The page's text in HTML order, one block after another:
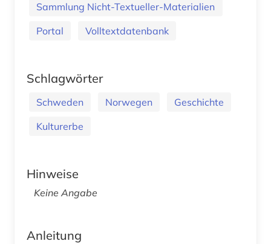
Sammlung Nicht-Textueller-Materialien
Portal
Volltextdatenbank
Schlagwörter
Schweden Norwegen
Geschichte
Kulturerbe
Hinweise
Keine Angabe
Anleitung